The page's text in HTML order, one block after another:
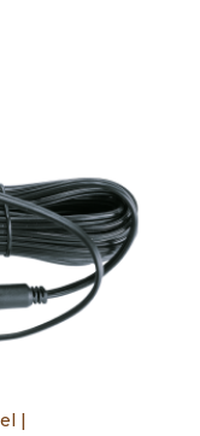
|